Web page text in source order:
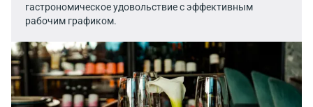
гастрономическое удовольствие с эффективным
рабочим графиком.